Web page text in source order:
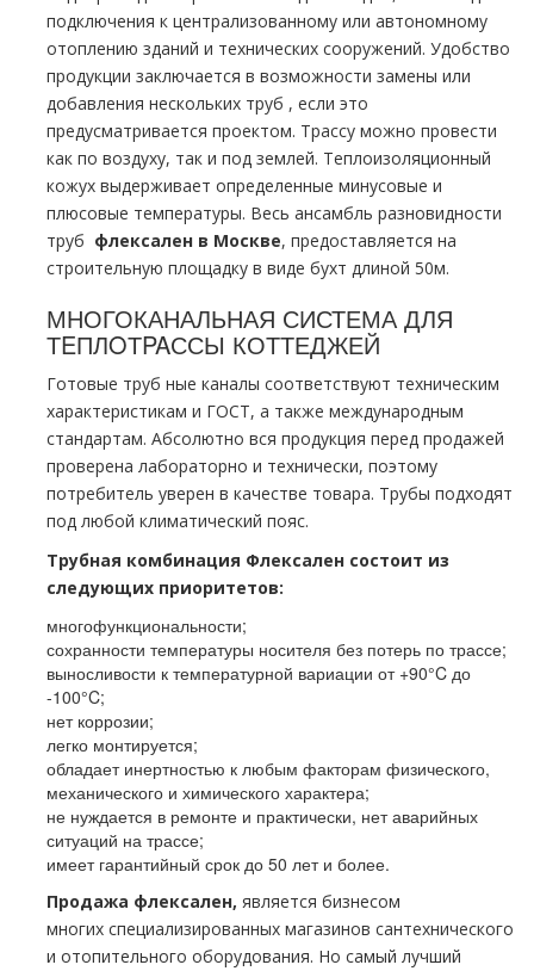
подключения к централизованному или автономному
oтoплению зданий и технических сооружений. Удобство
продукции заключается в возможности замены или
добавления нескольких тpуб , если это
предусматривается проектом. Трассу можно провести
как по воздуху, так и под землей. Теплоизоляционный
кожух выдерживает определенные минусовые и
плюсовые температуры. Весь ансамбль разновидности
тpуб флексален в Москве, предоставляется на
строительную площадку в виде бухт длиной 50м.
МНОГОКАНАЛЬНАЯ СИСТЕМА ДЛЯ
ТEПЛOТPAССЫ КОТТЕДЖЕЙ
Готовые тpуб ные каналы соответствуют техническим
характеристикам и ГОСТ, а также международным
стандартам. Абсолютно вся продукция перед продажей
проверена лабораторно и технически, поэтому
потребитель уверен в качестве товара. Трубы подходят
под любой климатический пояс.
Трубная комбинация Флексален состоит из
следующих приоритетов:
многофункциональности;
сохранности температуры носителя без потерь по трассе;
выносливости к температурной вариации от +90°C до
-100°C;
нет коррозии;
легко монтируется;
обладает инертностью к любым факторам физического,
механического и химического характера;
не нуждается в ремонте и практически, нет аварийных
ситуаций на трассе;
имеет гарантийный срок до 50 лет и более.
Продажа флексален, является бизнесом
многих специализированных магазинов сантехнического
и отопительного оборудования. Но самый лучший